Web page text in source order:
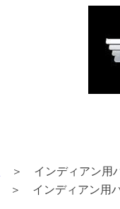
＞ インディアン用ハ
＞ インディアン用ハ